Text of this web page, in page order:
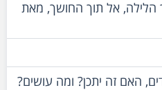
הלילה, אל תוך החושך, מאת
האם זה יתכן? ומה עושים?